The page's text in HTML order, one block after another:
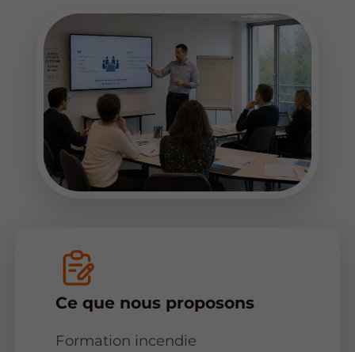
Ce que nous proposons
Formation incendie